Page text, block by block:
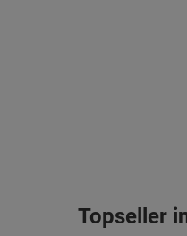
Topseller